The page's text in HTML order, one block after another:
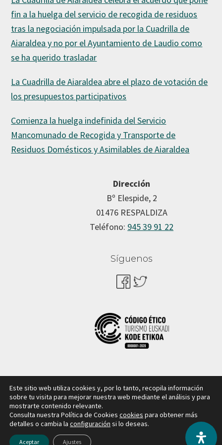
fin a la huelga del servicio de recogida de residuos
tras la negociación impulsada por la Cuadrilla de
Aiaraldea y no por el Ayuntamiento de Laudio como
se ha querido trasladar
La Cuadrilla de Aiaraldea abre el plazo de votación de
los presupuestos participativos
Comienza la huelga indefinida del Servicio
Mancomunado de Recogida y Transporte de
Residuos Domésticos y Asimilables de Aiaraldea
Dirección
Bº Elespide, 2
01476 RESPALDIZA
Teléfono: 945 39 91 22
Síguenos
Copyright © Cuadrilla de Aiaraldea |Aviso legal y política
de privacidad
Este sitio web utiliza cookies y, por lo tanto, recopila información
sobre tu visita para mejorar nuestra web mediante el análisis y para
mostrarte contenido relevante.
Consulta nuestra Política de Cookies cookies para obtener más
detalles o cambia la configuración si lo deseas.
Aceptar Ajustes